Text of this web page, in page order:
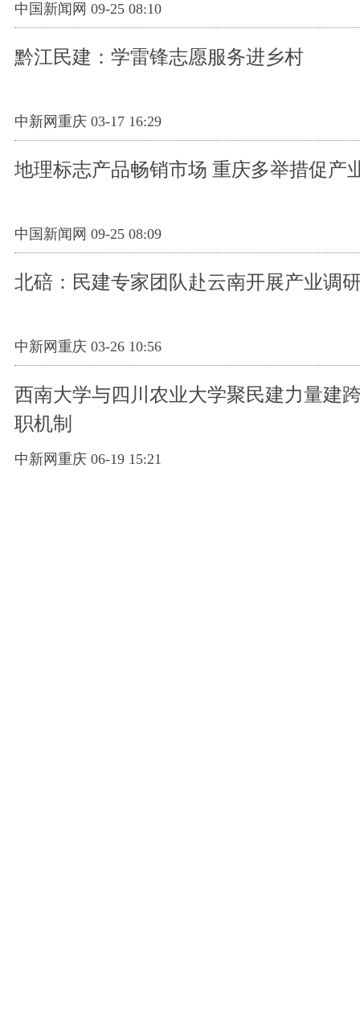
中国新闻网 09-25 08:10
黔江民建：学雷锋志愿服务进乡村
中新网重庆 03-17 16:29
地理标志产品畅销市场 重庆多举措促产
中国新闻网 09-25 08:09
北碚：民建专家团队赴云南开展产业调
中新网重庆 03-26 10:56
西南大学与四川农业大学聚民建力量建
职机制
中新网重庆 06-19 15:21